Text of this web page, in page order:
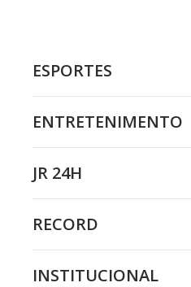
ESPORTES
ENTRETENIMENTO
JR 24H
RECORD
INSTITUCIONAL